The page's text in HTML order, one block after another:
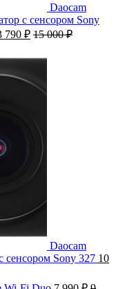
Daocam
с сенсором Sony
790 ₽ 15 000₽
Daocam
Sony 327 10